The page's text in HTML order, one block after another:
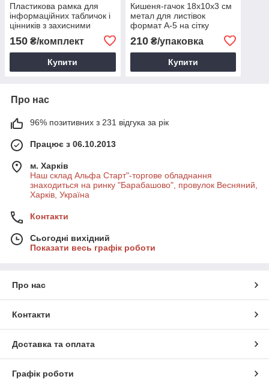
Пластикова рамка для
інформаційних табличок і
цінників з захисними
150 ₴/комплект
Купити
Кишеня-гачок 18х10х3 см
метал для листівок
формат А-5 на сітку
210₴/упаковка
Купити
Про нас
96% позитивних з 231 відгука за рік
Працює з 06.10.2013
м. Харків
Наш склад Альфа Старт"-торгове обладнання
знаходиться на ринку "Барабашово", провулок Весняний,
Харків, Україна
Контакти
Сьогодні вихідний
Показати весь графік роботи
Про нас
Контакти
Доставка та оплата
Графік роботи